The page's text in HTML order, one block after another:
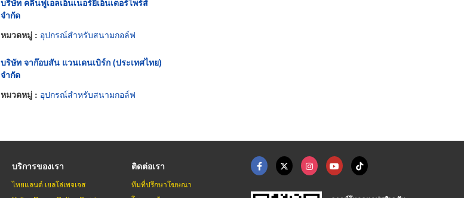
จำกัด
หมวดหมู่ : อุปกรณ์สำหรับสนามกอล์ฟ
บริษัท จาก๊อบสัน แวนเดนเบิร์ก (ประเทศไทย)
จำกัด
หมวดหมู่ : อุปกรณ์สำหรับสนามกอล์ฟ
บริการของเรา
ไทยแลนด์ เยลโล่เพจเจส
ติดต่อเรา
ทีมที่ปรึกษาโฆษณา